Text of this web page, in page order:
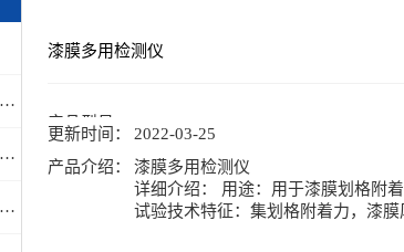
漆膜多用检测仪
产品型号：
更新时间：
2022-03-25
产品介绍：
漆膜多用检测仪
详细介绍： 用途：用于漆膜划格附
试验技术特征：集划格附着力，漆